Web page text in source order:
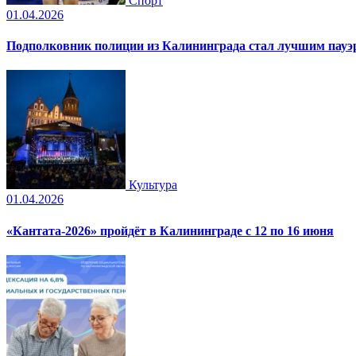
01.04.2026
Подполковник полиции из Калининграда стал лучшим
Культура
01.04.2026
«Кантата-2026» пройдёт в Калининграде с 12 по 16 июня